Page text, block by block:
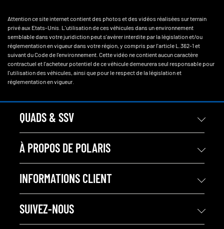
Attention ce site internet contient des photos et des vidéos réalisées sur terrain
privé aux Etats-Unis. L'utilisation de ces véhicules dans un environnement
semblable dans votre juridiction peut s'avérer interdite par la législation et/ou
réglementation en vigueur dans votre région, y compris par l'article L.362-1 et
suivant du Code de l'environnement. Cette vidéo ne contient aucun caractère
contractuel et l'acheteur potentiel de ce véhicule demeurera seul responsable pour
l'utilisation des véhicules, ainsi que pour le respect de la législation et
réglementation en vigueur.
QUADS & SSV
À PROPOS DE POLARIS
INFORMATIONS CLIENT
SUIVEZ-NOUS